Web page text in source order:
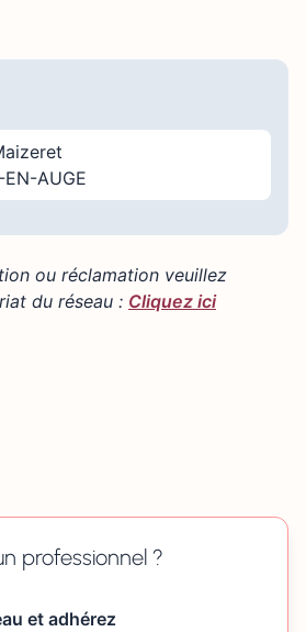
EN-AUGE
ou réclamation veuillez
du réseau : Cliquez ici
professionnel ?
et adhérez